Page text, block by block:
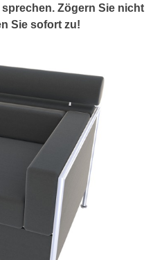
Zögern Sie nicht
Sie sofort zu!